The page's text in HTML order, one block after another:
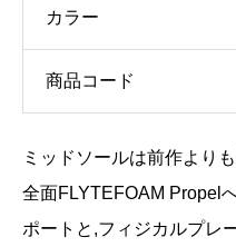
カラー
商品コード
ミッドソールは前作より
全面FLYTEFOAM Propel
ポートと,フィジカルプレ